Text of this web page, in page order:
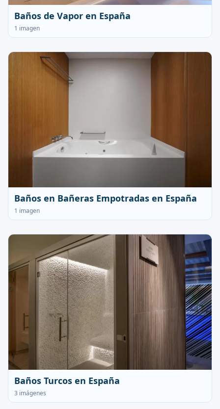
Baños de Vapor en España
1 imagen
Baños en Bañeras Empotradas en España
1 imagen
Baños Turcos en España
3 imágenes